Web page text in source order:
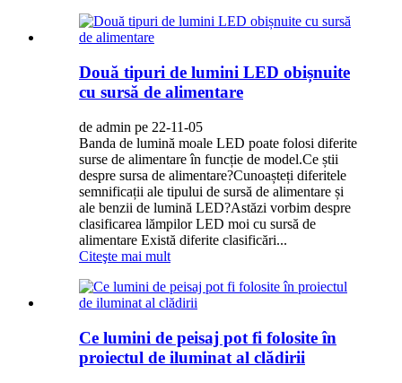
Două tipuri de lumini LED obișnuite
cu sursă de alimentare
de admin pe 22-11-05
Banda de lumină moale LED poate folosi diferite
surse de alimentare în funcție de model.Ce știi
despre sursa de alimentare?Cunoașteți diferitele
semnificații ale tipului de sursă de alimentare și
ale benzii de lumină LED?Astăzi vorbim despre
clasificarea lămpilor LED moi cu sursă de
alimentare Există diferite clasificări...
Citeşte mai mult
Ce lumini de peisaj pot fi folosite în
proiectul de iluminat al clădirii